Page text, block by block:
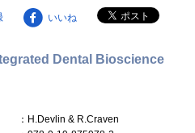
いいね
Dental Bioscience
：H.Devlin & R.Craven